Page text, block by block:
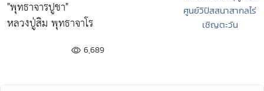
"พุทธาจารปูชา"
หลวงปู่สิม พุทธาจาโร
6,689
ศูนย์วิปัสสนาสากลไร่
เชิญตะวัน